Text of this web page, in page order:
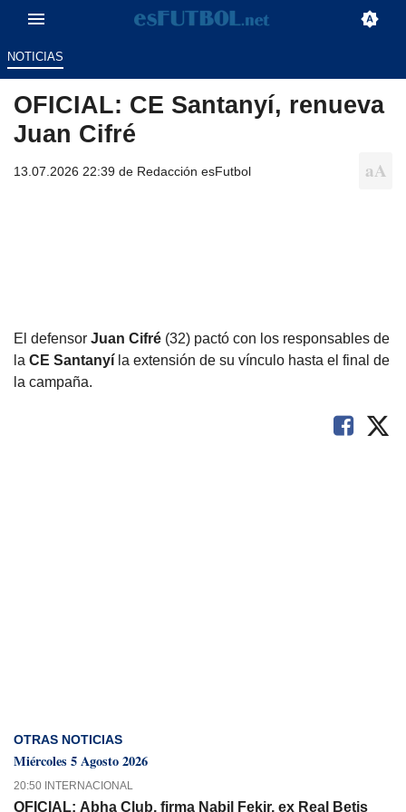
NOTICIAS
OFICIAL: CE Santanyí, renueva
Juan Cifré
13.07.2026 22:39 de Redacción esFutbol
El defensor Juan Cifré (32) pactó con los responsables de
la CE Santanyí la extensión de su vínculo hasta el final de
la campaña.
OTRAS NOTICIAS
Miércoles 5 Agosto 2026
20:50 INTERNACIONAL
OFICIAL: Abha Club, firma Nabil Fekir, ex Real Betis